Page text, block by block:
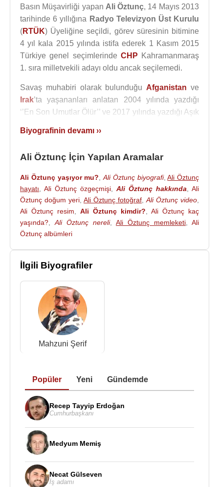
Basın Müşavirliği yapan Ali Öztunç, 14 Mayıs 2013
tarihinde 6 yıllığına Radyo Televizyon Üst Kurulu
(RTÜK) Üyeliğine seçildi, görev süresinin bitimine
4 yıl kala 2015 yılında istifa ederek 1 Kasım 2015
Türkiye genel seçimlerinde CHP Kahramanmaraş
1. sıra milletvekili adayı oldu ancak seçilemedi.
Savaş muhabiri olarak bulunduğu Afganistan ve
Irak’ta yaşananları anlatan 2004 yılında yazdığı
‘’En Son Umutlar Ölür’’ ve 2017 yılında yazdığı Aşık
isimli 2 kitabı vardır.
Ali Öztunç, 1999 yılında, ‘’Susurluk Seçimde’’
‘’Yılın Gazetecisi’’ seçildi. Çok sayıda uluslararası
ve ulusal toplantılarda konuşmacı oldu. Çeşitli
gazeteci dernekleri ve sivil toplum kuruluşları
tarafından da ödüllendirildi.
24 Haziran 2018 tarihinde yapılan ve
Büyük Millet Meclisinin 27. Dönem milletvekili
seçimlerinde
CHP
31 Mart 2019 Yerel Seçimlerinde de
Kahramanmaraş Büyükşehir Belediye Başkan
adayı oldu.
Ali Öztunç, 2016 yılında 35.
Partisi
Olağan Kurultayında Parti Meclisi üyesi
da Parti Meclisi üyesi seçildi.
Ali Öztunç, Doğa Hakları ve Çevreden Sorumlu
CHPGenel Başkan Yardımcısıdır.
İngilizce ve az düzeyde Almanca bilen
Buket Görgülü Öztunç ile evlidir. Bir oğlu vardır.
1 Haziran 2023 tarihinde yapılan MYK toplantısında
MYK'dan istifa etti.
Biyografinin devamı ››
Ali Öztunç İçin Yapılan Aramalar
Ali Öztunç yaşıyor mu? Ali Öztunç biyografi,Ali Öztunç
hayatı
Ali Öztunç özgeçmişi Ali Öztunç hakkında
Ali
Öztunç doğum yeri Ali Öztunç fotoğraf Ali Öztunç video
Ali Öztunç resim
Ali Öztunç kimdir?
Ali Öztunç kaç
yaşında?
Ali Öztunç nereli, Ali Öztunç memleketi
Ali
Öztunç albümleri
İlgili Biyografiler
Mahzuni Şerif
Popüler Yeni Gündemde
Recep Tayyip Erdoğan
Cumhurbaşkanı
Medyum Memiş
Necat Gülseven
İş adamı